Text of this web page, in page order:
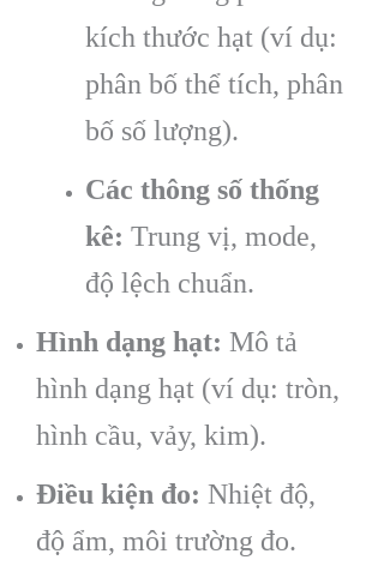
kích thước hạt (ví dụ:
phân bố thể tích, phân
bố số lượng).
Các thông số thống
kê: Trung vị, mode,
độ lệch chuẩn.
Hình dạng hạt: Mô tả
hình dạng hạt (ví dụ: tròn,
hình cầu, vảy, kim).
Điều kiện đo: Nhiệt độ,
độ ẩm, môi trường đo.